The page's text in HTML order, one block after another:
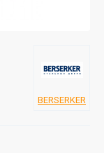
BERSERKER